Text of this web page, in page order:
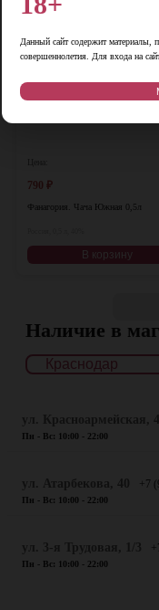
790 ₽
Фанагория. Чача Южная 0,5л
В корзину
Наличие в
Пн - Вс: 10:00 - 22:00
+7
Пн - Вс: 10:00 - 22:00
Пн - Вс: 10:00 - 22:00
Данный сайт содержит материалы,
совершеннолетия. Для входа на